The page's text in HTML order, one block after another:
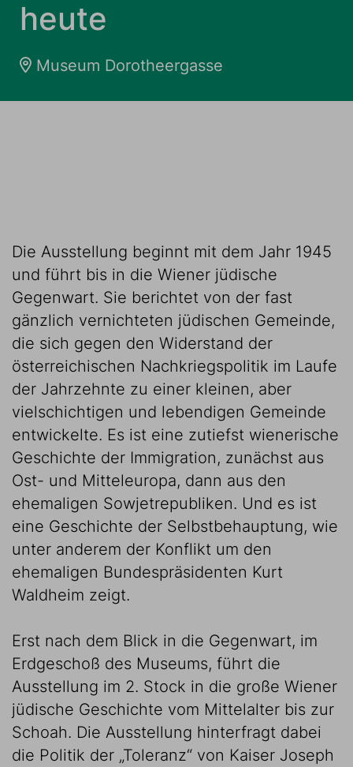
heute
Museum Dorotheergasse
Die Ausstellung beginnt mit dem Jahr 1945
und führt bis in die Wiener jüdische
Gegenwart. Sie berichtet von der fast
gänzlich vernichteten jüdischen Gemeinde,
die sich gegen den Widerstand der
österreichischen Nachkriegspolitik im Laufe
der Jahrzehnte zu einer kleinen, aber
vielschichtigen und lebendigen Gemeinde
entwickelte. Es ist eine zutiefst wienerische
Geschichte der Immigration, zunächst aus
Ost- und Mitteleuropa, dann aus den
ehemaligen Sowjetrepubliken. Und es ist
eine Geschichte der Selbstbehauptung, wie
unter anderem der Konflikt um den
ehemaligen Bundespräsidenten Kurt
Waldheim zeigt.
Erst nach dem Blick in die Gegenwart, im
Erdgeschoß des Museums, führt die
Ausstellung im 2. Stock in die große Wiener
jüdische Geschichte vom Mittelalter bis zur
Schoah. Die Ausstellung hinterfragt dabei
die Politik der „Toleranz“ von Kaiser Joseph